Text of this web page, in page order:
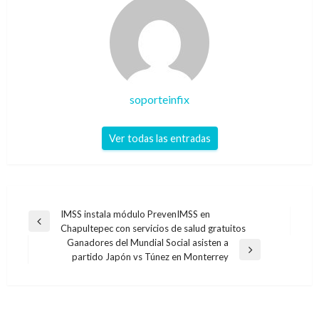
soporteinfix
Ver todas las entradas
Navegación
entradas
Entrada
IMSS instala módulo PrevenIMSS en
Chapultepec con servicios de salud gratuitos
Entrada
Ganadores del Mundial Social asisten a
partido Japón vs Túnez en Monterrey